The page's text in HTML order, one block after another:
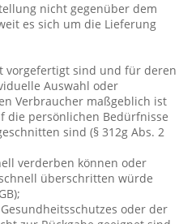
nicht gegenüber dem
es sich um die Lieferung
vorgefertigt sind und für deren
Auswahl oder
Verbraucher maßgeblich ist
die persönlichen Bedürfnisse
sind (§ 312g Abs. 2
verderben können oder
überschritten würde
oder der